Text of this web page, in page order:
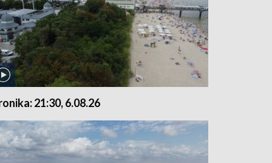
21:30, 6.08.26